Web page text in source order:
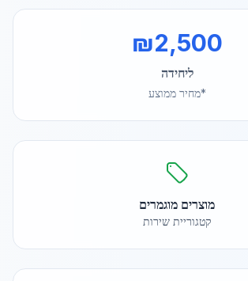
₪2,500
ליחידה
*מחיר ממוצע
מוצרים מוגמרים
קטגוריית שירות